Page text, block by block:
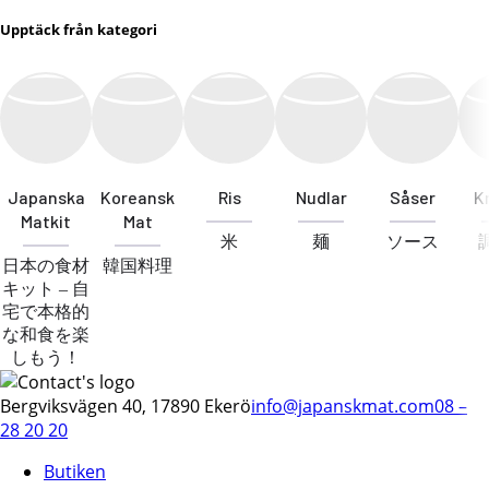
Upptäck från kategori
Japanska
Matkit
日本の食材
キット – 自
宅で本格的
な和食を楽
しもう！
Koreansk
Mat
韓国料理
Ris
米
Nudlar
麺
Såser
ソース
Bergviksvägen 40, 17890 Ekeröinfo@japanskmat.com08 –
28 20 20
Butiken